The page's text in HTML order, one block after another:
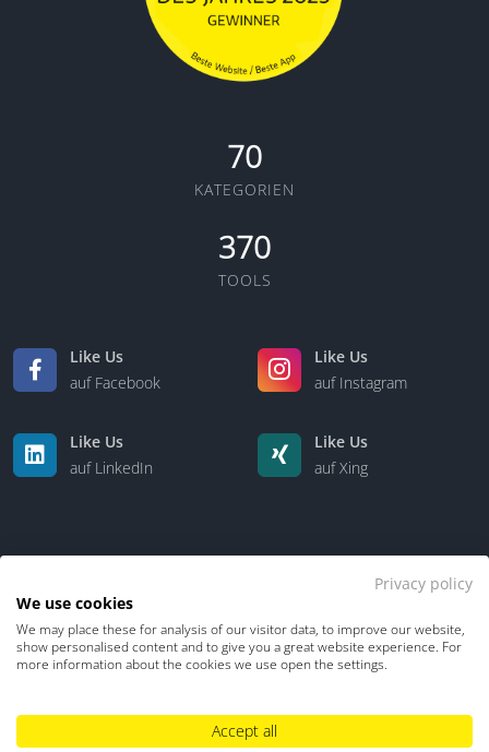
70
KATEGORIEN
370
TOOLS
Like Us
auf Facebook
Like Us
auf Instagram
Like Us
auf LinkedIn
Like Us
auf Xing
Kontakt Über uns
Impressum
Privacy policy
We use cookies
We may place these for analysis of our visitor data, to improve our website,
show personalised content and to give you a great website experience. For
more information about the cookies we use open the settings.
Accept all